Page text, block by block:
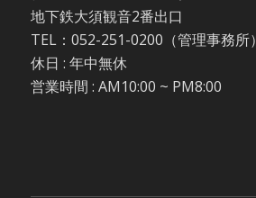
地下鉄大須観音2番出口
TEL：052-251-0200（管理事務所）
休日 : 年中無休
営業時間 : AM10:00 ~ PM8:00